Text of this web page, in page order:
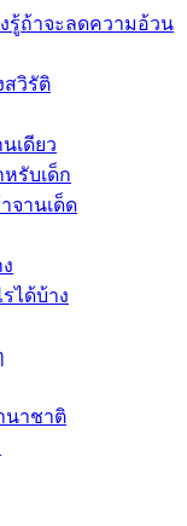
รู้ถ้าจะลดความอ้วน
สวิรัติ
เดียว
รับเด็ก
จานเด็ด
ได้บ้าง
นาชาติ